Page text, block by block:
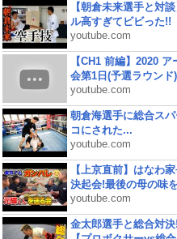
【朝倉未来選手と対
ル高すぎてビビった!!
youtube.com
【CH1 前編】2020
会第1日(予選ラウンド
youtube.com
朝倉海選手に総合ス
コにされた...
youtube.com
【上京直前】はなわ
決起会!最後の母の味
youtube.com
金太郎選手と総合対